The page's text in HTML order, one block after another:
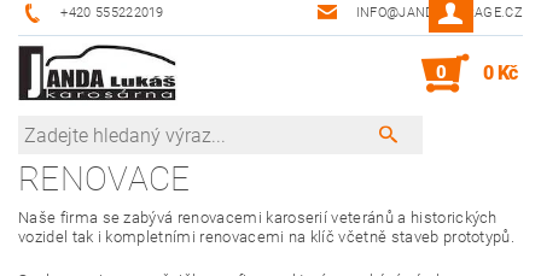
+420 555222019 INFO@JANDA-GARAGE.CZ
0 0 Kč
RENOVACE
Naše firma se zabývá renovacemi karoserií veteránů a historických
vozidel tak i kompletními renovacemi na klíč včetně staveb prototypů.